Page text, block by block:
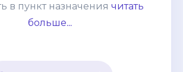
в пункт назначения читать
больше...
грузов, что позволяет